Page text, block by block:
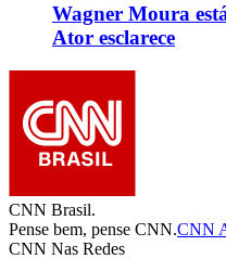
Wagner Moura
Ator esclarece
CNN Brasil.
Pense bem, pense CNN.CNN
CNN Nas Redes